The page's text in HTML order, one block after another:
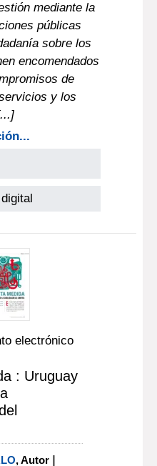
mediante la
públicas
sobre los
encomendados
de
y los
electrónico
: Uruguay
, Autor |